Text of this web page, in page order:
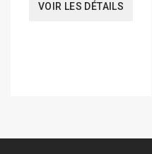
VOIR LES DÉTAILS